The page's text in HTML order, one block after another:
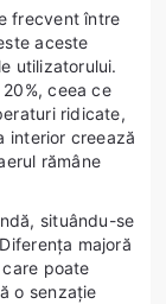
frecvent între
aceste
utilizatorului.
ceea ce
ridicate,
interior creează
rămâne
situându-se
majoră
poate
o senzație